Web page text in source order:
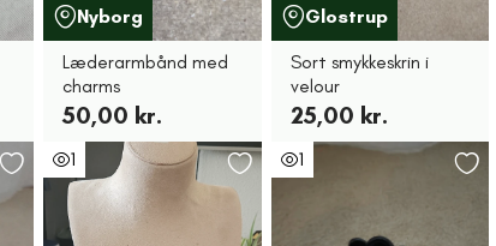
Nyborg
Læderarmbånd med
charms
50,00 kr.
Glostrup
Sort smykkeskrin i
velour
25,00 kr.
1 1